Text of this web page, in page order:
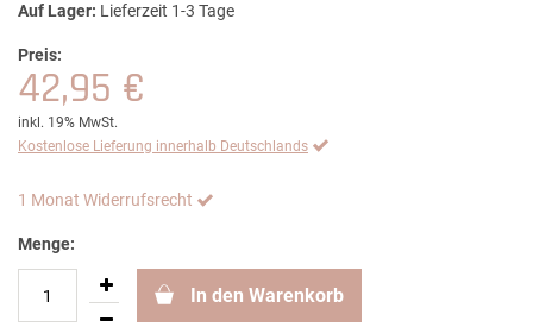
Auf Lager: Lieferzeit 1-3 Tage
Preis:
42,95 €
inkl. 19% MwSt.
Kostenlose Lieferung innerhalb Deutschlands
1 Monat Widerrufsrecht
Menge:
In den Warenkorb